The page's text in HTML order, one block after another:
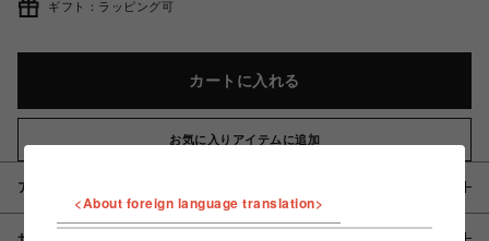
ギフト：ラッピング可
カートに入れる
お気に入りアイテムに追加
アイテム説明 / 素材
<About foreign language translation>